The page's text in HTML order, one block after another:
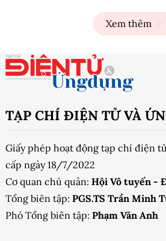
Xem thêm
TẠP CHÍ ĐIỆN TỬ VÀ
Giấy phép hoạt động tạp chí điện
cấp ngày 18/7/2022
Cơ quan chủ quản: Hội Vô tuyến -
Tổng biên tập: PGS.TS Trần Minh
Phó Tổng biên tập: Phạm Văn Anh